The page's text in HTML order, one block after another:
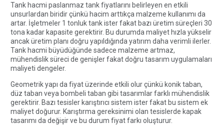
Tank hacmi paslanmaz tank fiyatlarını belirleyen en etkili
unsurlardan biridir çünkü hacim arttıkça malzeme kullanımı da
artar. İşletmeler 1 tonluk tank ister fakat bazı üretim süreçleri 30
tona kadar kapasite gerektirir. Bu durumda maliyet hızla yükselir
ancak üretim planı doğru yapıldığında yatırım daha verimli ilerler.
Tank hacmi büyüdüğünde sadece malzeme artmaz,
mühendislik süreci de genişler fakat doğru tasarım uygulamaları
maliyeti dengeler.
Geometrik yapı da fiyat üzerinde etkili olur çünkü konik taban,
düz taban veya bombeli taban gibi tasarımlar farklı mühendislik
gerektirir. Bazı tesisler karıştırıcı sistem ister fakat bu sistem ek
maliyet doğurur. Karıştırma gereksinimi olan tesislerde kapak
tasarımı da değişir ve bu durum fiyat farkı oluşturur.